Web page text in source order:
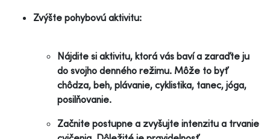
Zvýšte pohybovú aktivitu:
Nájdite si aktivitu, ktorá vás baví a zaraďte ju
do svojho denného režimu. Môže to byť
chôdza, beh, plávanie, cyklistika, tanec, jóga,
posilňovanie.
Začnite postupne a zvyšujte intenzitu a trvanie